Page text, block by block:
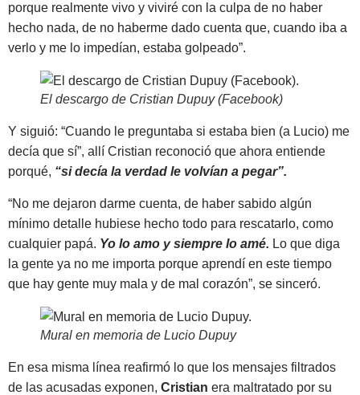
porque realmente vivo y viviré con la culpa de no haber
hecho nada, de no haberme dado cuenta que, cuando iba a
verlo y me lo impedían, estaba golpeado”.
El descargo de Cristian Dupuy (Facebook)
Y siguió: “Cuando le preguntaba si estaba bien (a Lucio) me
decía que sí”, allí Cristian reconoció que ahora entiende
porqué, “si decía la verdad le volvían a pegar”.
“No me dejaron darme cuenta, de haber sabido algún
mínimo detalle hubiese hecho todo para rescatarlo, como
cualquier papá. Yo lo amo y siempre lo amé. Lo que diga
la gente ya no me importa porque aprendí en este tiempo
que hay gente muy mala y de mal corazón”, se sinceró.
Mural en memoria de Lucio Dupuy
En esa misma línea reafirmó lo que los mensajes filtrados
de las acusadas exponen, Cristian era maltratado por su